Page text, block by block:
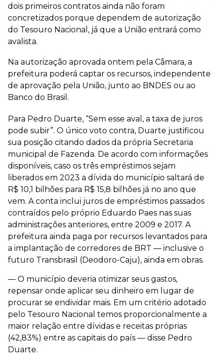
dois primeiros contratos ainda não foram
concretizados porque dependem de autorização
do Tesouro Nacional, já que a União entrará como
avalista.
Na autorização aprovada ontem pela Câmara, a
prefeitura poderá captar os recursos, independente
de aprovação pela União, junto ao BNDES ou ao
Banco do Brasil.
Para Pedro Duarte, “Sem esse aval, a taxa de juros
pode subir”. O único voto contra, Duarte justificou
sua posição citando dados da própria Secretaria
municipal de Fazenda. De acordo com informações
disponíveis, caso os três empréstimos sejam
liberados em 2023 a dívida do município saltará de
R$ 10,1 bilhões para R$ 15,8 bilhões já no ano que
vem. A conta inclui juros de empréstimos passados
contraídos pelo próprio Eduardo Paes nas suas
administrações anteriores, entre 2009 e 2017. A
prefeitura ainda paga por recursos levantados para
a implantação de corredores de BRT — inclusive o
futuro Transbrasil (Deodoro-Caju), ainda em obras.
— O município deveria otimizar seus gastos,
repensar onde aplicar seu dinheiro em lugar de
procurar se endividar mais. Em um critério adotado
pelo Tesouro Nacional temos proporcionalmente a
maior relação entre dívidas e receitas próprias
(42,83%) entre as capitais do país — disse Pedro
Duarte.